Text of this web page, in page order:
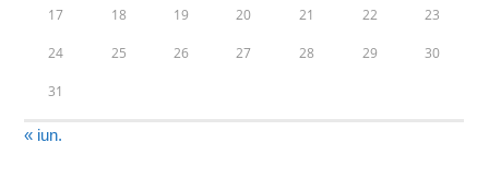
17 18 19 20 21 22 23
24 25 26 27 28 29 30
31
« iun.